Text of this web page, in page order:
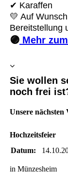
✔ Karaffen
💛 Auf
Bereitstellung
🟣 Mehr
Sie wollen
noch frei
Unsere nächsten
Hochzeitsfeier
Datum:
in Münzesheim